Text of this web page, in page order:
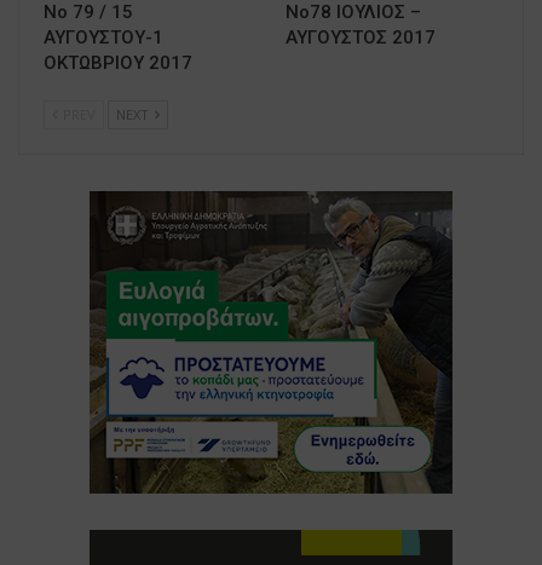
No 79 / 15
ΑΥΓΟΥΣΤΟΥ-1
ΟΚΤΩΒΡΙΟΥ 2017
No78 ΙΟΥΛΙΟΣ –
ΑΥΓΟΥΣΤΟΣ 2017
NEXT